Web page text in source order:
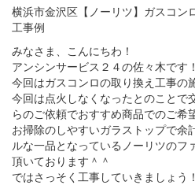
横浜市金沢区【ノーリツ】ガスコ
工事例
みなさま、こんにちわ！
アンシンサービス２４の佐々木です！
今回はガスコンロの取り換え工事の
今回は点火しなくなったとのことで
らのご依頼でおすすめ商品でのご希
お掃除のしやすいガラストップで余
ルな一品となっているノーリツのフ
頂いております＾＾
ではさっそく工事していきましょう！